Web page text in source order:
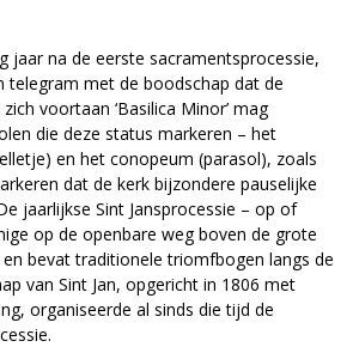
jaar na de eerste sacramentsprocessie,
telegram met de boodschap dat de
voortaan ‘Basilica Minor’ mag
die deze status markeren – het
en het conopeum (parasol), zoals
dat de kerk bijzondere pauselijke
jaarlijkse Sint Jansprocessie – op of
op de openbare weg boven de grote
bevat traditionele triomfbogen langs de
van Sint Jan, opgericht in 1806 met
organiseerde al sinds die tijd de